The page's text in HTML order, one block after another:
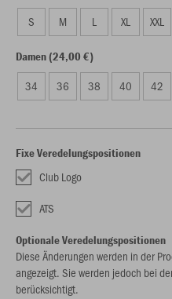
S M L XL XXL
Damen (24,00 €)
34 36 38 40 42
Fixe Veredelungspositionen
Club Logo
ATS
Optionale Veredelungspositionen
Diese Änderungen werden in der
angezeigt. Sie werden jedoch bei
berücksichtigt.